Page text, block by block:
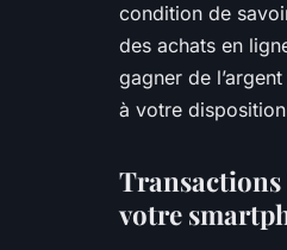
condition de
des achats en
gagner de
à votre
Transactions
votre